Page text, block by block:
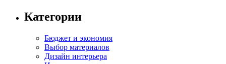
Категории
Бюджет и экономия
Выбор материалов
Дизайн интерьера